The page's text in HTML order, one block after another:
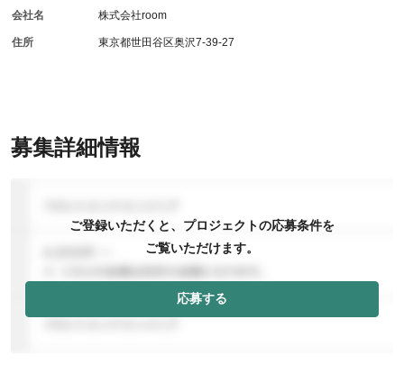
募集詳細情報
ご登録いただくと、プロジェクトの応募条件を
ご覧いただけます。
応募する
会社名 株式会社room
住所 東京都世田谷区奥沢7-39-27